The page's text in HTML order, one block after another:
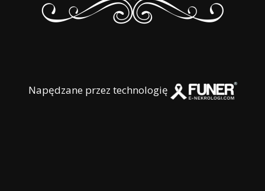
Napędzane przez technologię